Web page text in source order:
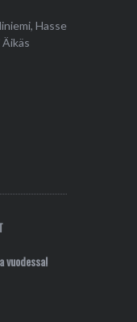
Hasse
vuodessa!